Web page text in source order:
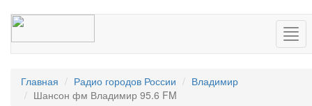
Главная Радио городов России
Владимир
Шансон фм Владимир 95.6 FM